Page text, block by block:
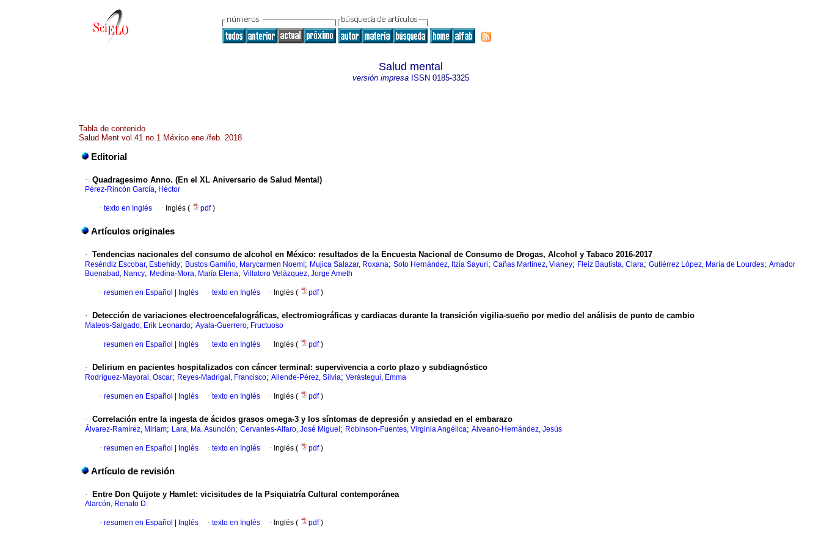
Salud mental
versión impresaISSN 0185-3325
Tabla de contenido
Salud Ment vol.41 no.1 México ene./feb. 2018
Editorial
· Quadragesimo Anno. (En el XL Aniversario de Salud Mental)
Pérez-Rincón García, Héctor
· texto en Inglés · Inglés ( pdf)
Artículos originales
· Tendencias nacionales del consumo de alcohol en México: resultados de la Encuesta Nacional de Consumo de Drogas, Alcohol y Tabaco 2016-2017
Reséndiz Escobar, Esbehidy; Bustos Gamiño, Marycarmen Noemí; Mujica Salazar, Roxana; Soto Hernández, Itzia Sayuri; Cañas Martínez, Vianey; Fleiz Bautista, Clara; Gutiérrez López, María de Lourdes; Amador
Buenabad, Nancy; Medina-Mora, María Elena; Villatoro Velázquez, Jorge Ameth
· resumen en Español Inglés · texto en Inglés · Inglés ( pdf)
· Detección de variaciones electroencefalográficas, electromiográficas y cardiacas durante la transición vigilia-sueño por medio del análisis de punto de cambio
Mateos-Salgado, Erik Leonardo; Ayala-Guerrero, Fructuoso
· resumen en Español Inglés · texto en Inglés · Inglés ( pdf)
· Delirium en pacientes hospitalizados con cáncer terminal: supervivencia a corto plazo y subdiagnóstico
Rodríguez-Mayoral, Oscar; Reyes-Madrigal, Francisco; Allende-Pérez, Silvia; Verástegui, Emma
· resumen en Español Inglés · texto en Inglés · Inglés ( pdf)
· Correlación entre la ingesta de ácidos grasos omega-3 y los síntomas de depresión y ansiedad en el embarazo
Álvarez-Ramírez, Miriam; Lara, Ma. Asunción; Cervantes-Alfaro, José Miguel ; Robinson-Fuentes, Virginia Angélica; Alveano-Hernández, Jesús
· resumen en Español Inglés · texto en Inglés · Inglés ( pdf)
Artículo de revisión
· Entre Don Quijote y Hamlet: vicisitudes de la Psiquiatría Cultural contemporánea
Alarcón, Renato D.
· resumen en Español Inglés · texto en Inglés · Inglés ( pdf)